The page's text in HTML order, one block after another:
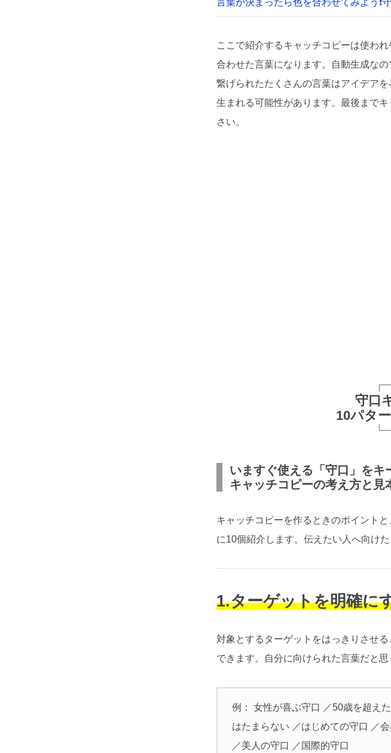
言葉が決まったら色を合わせてみよう❗
ここで紹介するキャッチコピーは使わ
合わせた言葉になります。自動生成な
繋げられたたくさんの言葉はアイデア
生まれる可能性があります。最後まで
さい。
守口
10パタ
いますぐ使える「守口」をキ
キャッチコピーの考え方と見
キャッチコピーを作るときのポイント
に10個紹介します。伝えたい人へ向け
1.ターゲットを明確に
対象とするターゲットをはっきりさせ
できます。自分に向けられた言葉だと
例： 女性が喜ぶ守口 ／50歳を超え
はたまらない ／はじめての守口 ／
／美人の守口 ／国際的守口